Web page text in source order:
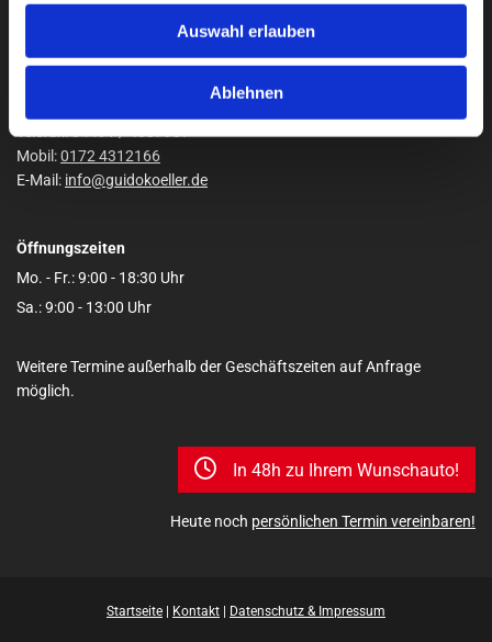
Auswahl erlauben
Ablehnen
26169 Friesoythe
Mobil:0172 4312166
E-Mail: info@guidokoeller.de
Öffnungszeiten
Mo. - Fr.: 9:00 - 18:30 Uhr
Sa.: 9:00 - 13:00 Uhr
Weitere Termine außerhalb der Geschäftszeiten auf Anfrage
möglich.
In 48h zu Ihrem Wunschauto!
Heute noch persönlichen Termin vereinbaren!
Startseite Kontakt Datenschutz & Impressum